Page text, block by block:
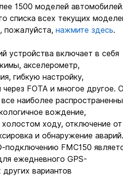
1500 моделей
списка всех текущих
пожалуйста, нажмите здесь.
устройства включает в себя
акселерометр,
гибкую настройку,
FOTA и многое другое.
наиболее
вождение,
холостом ходу, отключение
и обнаружение
подключению FMC150
ежедневного GPS-
вариантов